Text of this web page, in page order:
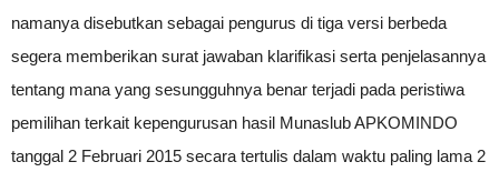
namanya disebutkan sebagai pengurus di tiga versi berbeda
segera memberikan surat jawaban klarifikasi serta penjelasannya
tentang mana yang sesungguhnya benar terjadi pada peristiwa
pemilihan terkait kepengurusan hasil Munaslub APKOMINDO
tanggal 2 Februari 2015 secara tertulis dalam waktu paling lama 2